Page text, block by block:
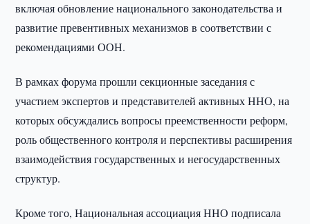
включая обновление национального законодательства и
развитие превентивных механизмов в соответствии с
рекомендациями ООН.
В рамках форума прошли секционные заседания с
участием экспертов и представителей активных ННО, на
которых обсуждались вопросы преемственности реформ,
роль общественного контроля и перспективы расширения
взаимодействия государственных и негосударственных
структур.
Кроме того, Национальная ассоциация ННО подписала